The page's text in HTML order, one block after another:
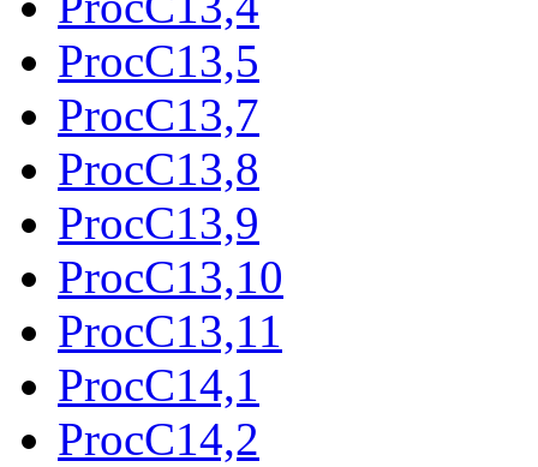
ProcC13,5
ProcC13,7
ProcC13,8
ProcC13,9
ProcC13,10
ProcC13,11
ProcC14,1
ProcC14,2